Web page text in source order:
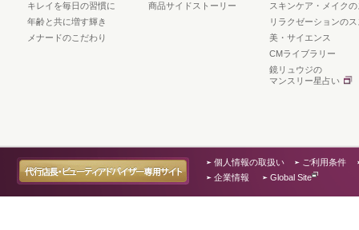
キレイを毎日の習慣に
年齢と共に増す輝き
メナードのこだわり
商品サイドストーリー
スキンケア・メイク
リラクゼーションの
美・サイエンス
CMライブラリー
鏡リュウジの
マンスリー星占い
個人情報の取扱い
ご利用条件
企業情報
Global Site